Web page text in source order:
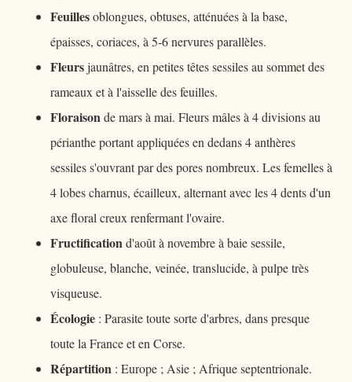
Feuillesoblongues, obtuses, atténuées à la base,
épaisses, coriaces, à 5-6 nervures parallèles.
Fleursjaunâtres, en petites têtes sessiles au sommet des
rameaux et à l'aisselle des feuilles.
Floraisonde mars à mai. Fleurs mâles à 4 divisions au
périanthe portant appliquées en dedans 4 anthères
sessiles s'ouvrant par des pores nombreux. Les femelles à
4 lobes charnus, écailleux, alternant avec les 4 dents d'un
axe floral creux renfermant l'ovaire.
Fructificationd'août à novembre à baie sessile,
globuleuse, blanche, veinée, translucide, à pulpe très
visqueuse.
Écologie : Parasite toute sorte d'arbres, dans presque
toute la France et en Corse.
Répartition : Europe ; Asie ; Afrique septentrionale.